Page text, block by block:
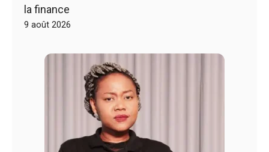
la finance
9 août 2026